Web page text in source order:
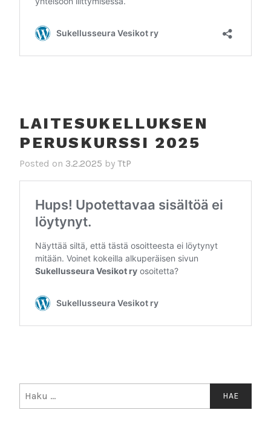
LAITESUKELLUKSEN
PERUSKURSSI 2025
Posted on 3.2.2025 by TtP